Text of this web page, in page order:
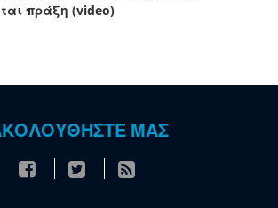
πράξη (video)
ΜΑΣ